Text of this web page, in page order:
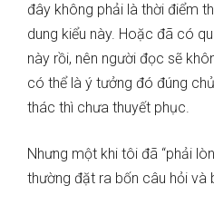
đây không phải là thời điểm
dung kiểu này. Hoặc đã có
này rồi, nên người đọc sẽ
có thể là ý tưởng đó đúng
thác thì chưa thuyết phục.
Nhưng một khi tôi đã “phải
thường đặt ra bốn câu hỏi và